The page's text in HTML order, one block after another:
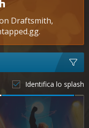
Draftsmith,
Identifica lo splash